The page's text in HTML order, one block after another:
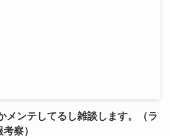
メンテしてるし雑談します。（ラ
察）